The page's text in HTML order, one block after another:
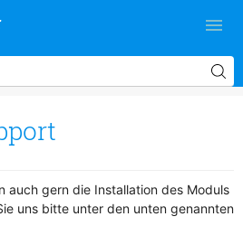
auch gern die Installation des Moduls
uns bitte unter den unten genannten